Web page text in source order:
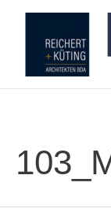
springen